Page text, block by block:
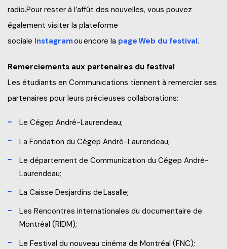
radio.Pour rester à l’affût des nouvelles, vous pouvez
également visiter la plateforme
sociale Instagramou encore la pageWeb du festival.
Remerciements aux partenaires du festival
Les étudiants en Communications tiennent à remercier ses
partenaires pour leurs précieuses collaborations:
Le Cégep André-Laurendeau;
La Fondation du Cégep André-Laurendeau;
Le département de Communication du Cégep André-
Laurendeau;
La Caisse Desjardins de Lasalle;
Les Rencontres internationales du documentaire de
Montréal (RIDM);
Le Festival du nouveau cinéma de Montréal (FNC);